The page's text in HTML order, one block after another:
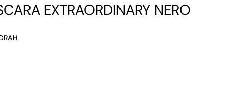
EXTRAORDINARY NERO